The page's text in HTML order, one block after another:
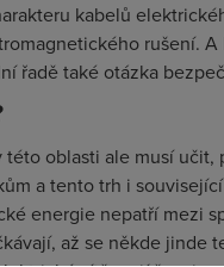
kabelů
rušení.
řadě také otázka
oblasti ale musí
a tento trh i
energie nepatří mezi
až se někde jinde